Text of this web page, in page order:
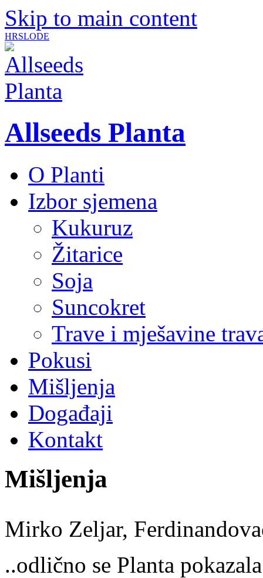
Skip to main content
HRSLODE
Allseeds Planta
O Planti
Izbor sjemena
Kukuruz
Žitarice
Soja
Suncokret
Trave i mješavine
Pokusi
Mišljenja
Događaji
Kontakt
Mišljenja
Mirko Zeljar,
..odlično se Planta